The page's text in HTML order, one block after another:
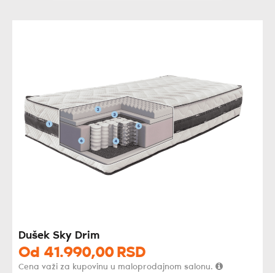
Dušek Sky Drim
Od 41.990,00 RSD
Cena važi za kupovinu u maloprodajnom salonu.